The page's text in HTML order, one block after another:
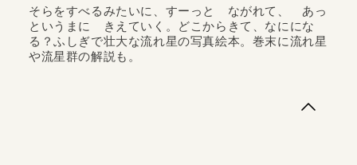
そらをすべるみたいに、すーっと ながれて、 あっ
というまに きえていく。どこからきて、なににな
る？ふしぎで壮大な流れ星の写真絵本。巻末に流れ星
や流星群の解説も。